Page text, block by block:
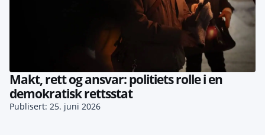
Makt, rett og ansvar: politiets rolle i en
demokratisk rettsstat
Publisert: 25. juni 2026